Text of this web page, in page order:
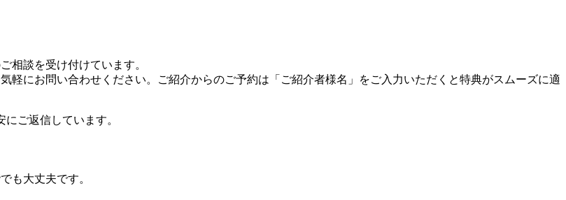
相談を受け付けています。
軽にお問い合わせください。ご紹介からのご予約は「ご紹介者様名」をご入力いただくと特典がスムーズに適
ご返信しています。
も大丈夫です。